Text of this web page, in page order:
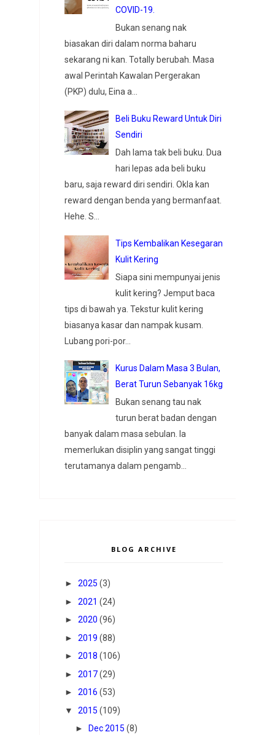
COVID-19.
Bukan senang nak
biasakan diri dalam norma baharu
sekarang ni kan. Totally berubah. Masa
awal Perintah Kawalan Pergerakan
(PKP) dulu, Eina a...
Beli Buku Reward Untuk Diri
Sendiri
Dah lama tak beli buku. Dua
hari lepas ada beli buku
baru, saja reward diri sendiri. Okla kan
reward dengan benda yang bermanfaat.
Hehe. S...
Tips Kembalikan Kesegaran
Kulit Kering
Siapa sini mempunyai jenis
kulit kering? Jemput baca
tips di bawah ya. Tekstur kulit kering
biasanya kasar dan nampak kusam.
Lubang pori-por...
Kurus Dalam Masa 3 Bulan,
Berat Turun Sebanyak 16kg
Bukan senang tau nak
turun berat badan dengan
banyak dalam masa sebulan. Ia
memerlukan disiplin yang sangat tinggi
terutamanya dalam pengamb...
BLOG ARCHIVE
► 2025 (3)
► 2021 (24)
► 2020 (96)
► 2019 (88)
► 2018 (106)
► 2017(29)
► 2016 (53)
▼
2015 (109)
►
Dec 2015 (8)